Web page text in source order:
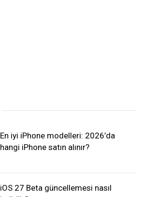
En iyi iPhone modelleri: 2026’da
hangi iPhone satın alınır?
iOS 27 Beta güncellemesi nasıl